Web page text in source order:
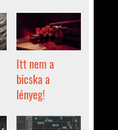
Itt nem a
bicska a
lényeg!